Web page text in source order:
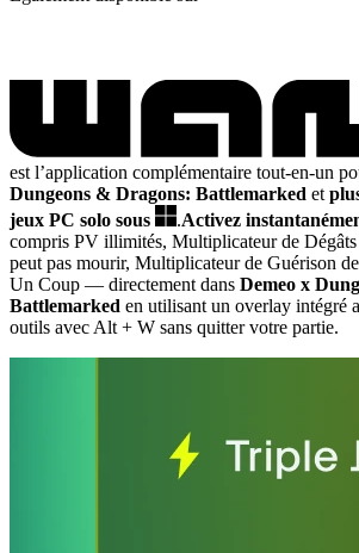
est l’application complémentaire tout-en-un
Dungeons & Dragons: Battlemarked et
jeux PC solo sous
.Activez
compris PV illimités, Multiplicateur de
peut pas mourir, Multiplicateur de Guérison
Un Coup — directement dans Demeo x
Battlemarked en utilisant un overlay intégré
outils avec Alt + W sans quitter votre partie.